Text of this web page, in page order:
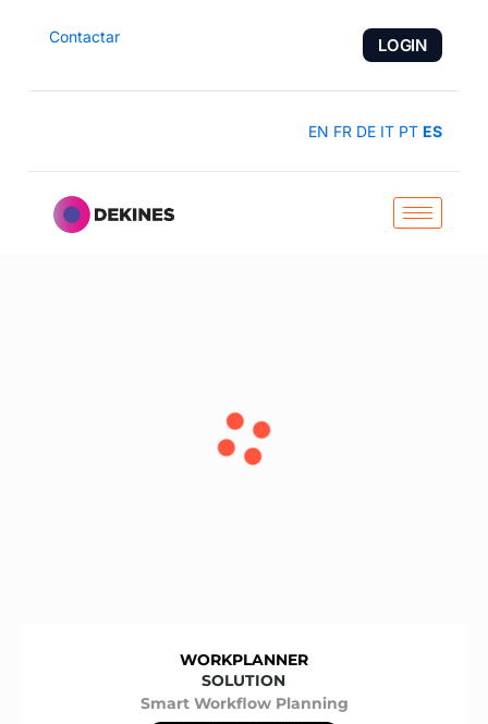
Contactar LOGIN
EN FR DE IT PT ES
WORKPLANNER
SOLUTION
Smart Workflow Planning